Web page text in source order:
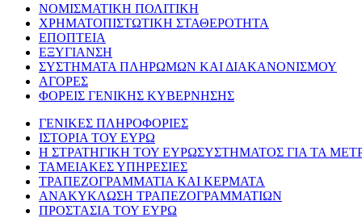
ΝΟΜΙΣΜΑΤΙΚΗ ΠΟΛΙΤΙΚΗ
ΧΡΗΜΑΤΟΠΙΣΤΩΤΙΚΗ ΣΤΑΘΕΡΟΤΗΤΑ
ΕΠΟΠΤΕΙΑ
ΕΞΥΓΙΑΝΣΗ
ΣΥΣΤΗΜΑΤΑ ΠΛΗΡΩΜΩΝ ΚΑΙ ΔΙΑΚΑΝΟΝΙΣΜΟΥ
ΑΓΟΡΕΣ
ΦΟΡΕΙΣ ΓΕΝΙΚΗΣ ΚΥΒΕΡΝΗΣΗΣ
ΓΕΝΙΚΕΣ ΠΛΗΡΟΦΟΡΙΕΣ
ΙΣΤΟΡΙΑ ΤΟΥ ΕΥΡΩ
Η ΣΤΡΑΤΗΓΙΚΗ ΤΟΥ ΕΥΡΩΣΥΣΤΗΜΑΤΟΣ ΓΙΑ ΤΑ
ΤΑΜΕΙΑΚΕΣ ΥΠΗΡΕΣΙΕΣ
ΤΡΑΠΕΖΟΓΡΑΜΜΑΤΙΑ ΚΑΙ ΚΕΡΜΑΤΑ
ΑΝΑΚΥΚΛΩΣΗ ΤΡΑΠΕΖΟΓΡΑΜΜΑΤΙΩΝ
ΠΡΟΣΤΑΣΙΑ ΤΟΥ ΕΥΡΩ